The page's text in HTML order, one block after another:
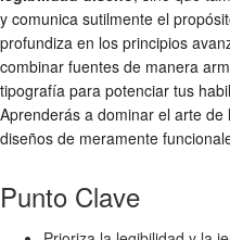
y comunica sutilmente el
profundiza en los principios
combinar fuentes de manera
tipografía para potenciar tus
Aprenderás a dominar el arte
diseños de meramente
Punto Clave